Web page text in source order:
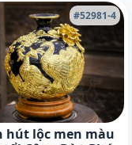
#52981-4
hút lộc men màu